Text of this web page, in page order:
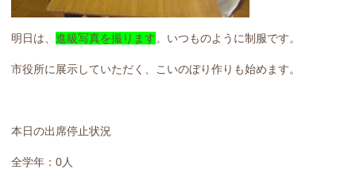
明日は、 進級写真を撮ります。いつものように制服です。
市役所に展示していただく、こいのぼり作りも始めます。
本日の出席停止状況
全学年：0人